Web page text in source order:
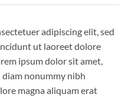
adipiscing elit, sed
ut laoreet dolore
ipsum dolor sit amet,
nonummy nibh
magna aliquam erat